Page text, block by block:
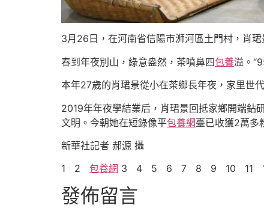
3月26日，在河南省信陽市浉河區土門村，肖
春到年夜別山，綠意盎然，茶噴鼻四包養溢。
本年27歲的肖珺景從小在茶鄉長年夜，家里世
2019年年夜學結業后，肖珺景回抵家鄉開端鉆
文明。今朝她在短錄像平包養網臺已收獲2萬多
新華社記者 郝源 攝
1 2 包養網 3 4 5 6 7 8 9 10 11
發佈留言